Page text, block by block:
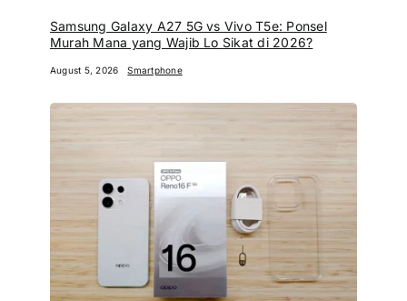
Samsung Galaxy A27 5G vs Vivo T5e: Ponsel
Murah Mana yang Wajib Lo Sikat di 2026?
August 5, 2026 Smartphone